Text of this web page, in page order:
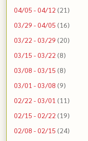
04/05 - 04/12 (21)
03/29 - 04/05 (16)
03/22 - 03/29 (20)
03/15 - 03/22 (8)
03/08 - 03/15 (8)
03/01 - 03/08 (9)
02/22 - 03/01 (11)
02/15 - 02/22 (19)
02/08 - 02/15 (24)